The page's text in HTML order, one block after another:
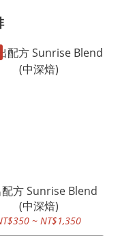
配方 Sunrise Blend
(中深焙)
~ NT$1,350